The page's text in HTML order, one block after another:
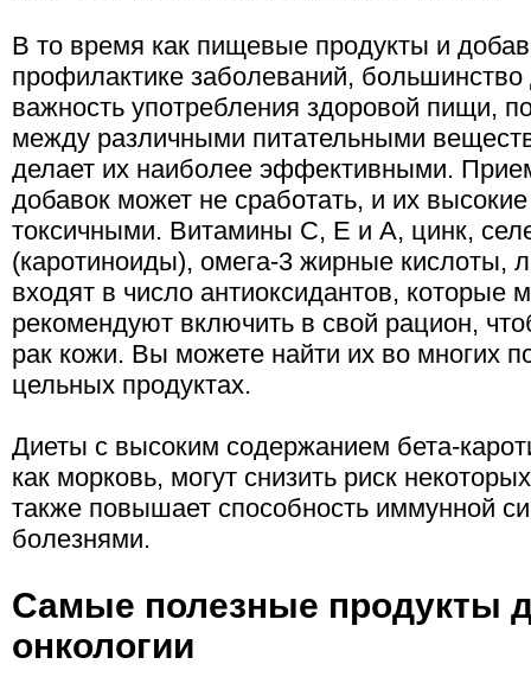
В то время как пищевые продукты и
профилактике заболеваний, большинство
важность употребления здоровой пищи,
между различными питательными
делает их наиболее эффективными.
добавок может не сработать, и их
токсичными. Витамины С, Е и А, цинк,
(каротиноиды), омега-3 жирные кислоты,
входят в число антиоксидантов, которые
рекомендуют включить в свой рацион,
рак кожи. Вы можете найти их во многих
цельных продуктах.
Диеты с высоким содержанием бета-
как морковь, могут снизить риск
также повышает способность иммунной
болезнями.
Самые полезные продукты
онкологии